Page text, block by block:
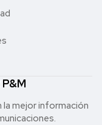
mejor in formación